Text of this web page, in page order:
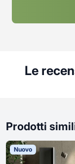
Le
Prodotti
Nuovo